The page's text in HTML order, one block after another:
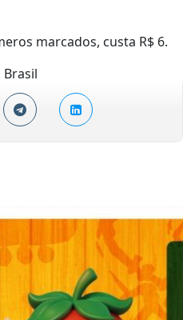
marcados, custa R$ 6.
Brasil